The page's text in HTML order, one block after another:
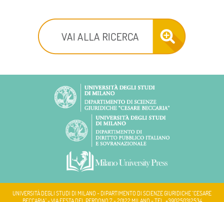
UNIVERSITÀ DEGLI STUDI DI MILANO - DIPARTIMENTO DI SCIENZE GIURIDICHE "CESARE